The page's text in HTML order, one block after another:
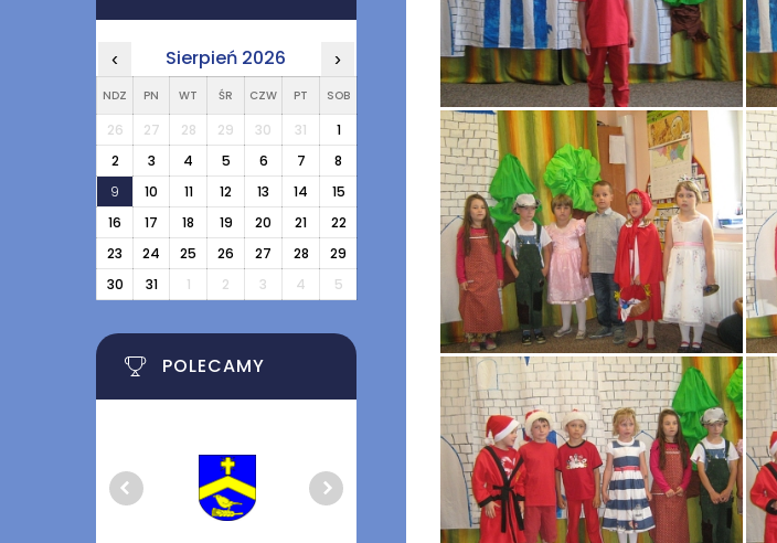
‹ Sierpień 2026 ›
NDZ PN WT ŚR CZW PT SOB
26 27 28 29 30 31
1
2
3 4 5 6 7
8
9
10 11 12 13 14
15
16
17 18 19 20 21
22
23
24 25 26 27 28
29
30
31 1 2 3 4 5
POLECAMY